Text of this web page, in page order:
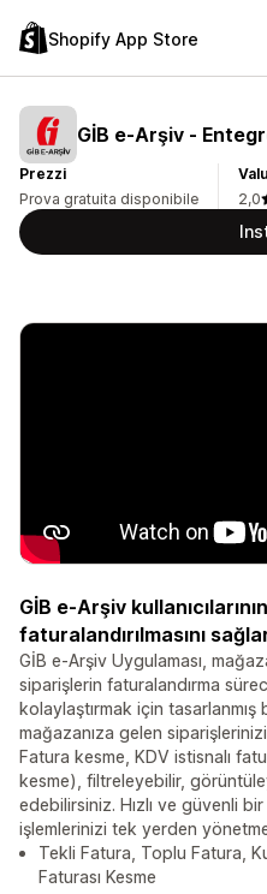
Shopify App Store
GİB e‑Arşiv ‑
Prezzi
Prova gratuita disponibile
2,0
GİB e-Arşiv
faturalandırılmasını
GİB e-Arşiv Uygulaması,
siparişlerin faturalandırma
kolaylaştırmak için
mağazanıza gelen
Fatura kesme, KDV istisnalı
kesme), filtreleyebilir,
edebilirsiniz. Hızlı ve güvenli
işlemlerinizi tek yerden
Tekli Fatura, Toplu Fatura,
Faturası Kesme